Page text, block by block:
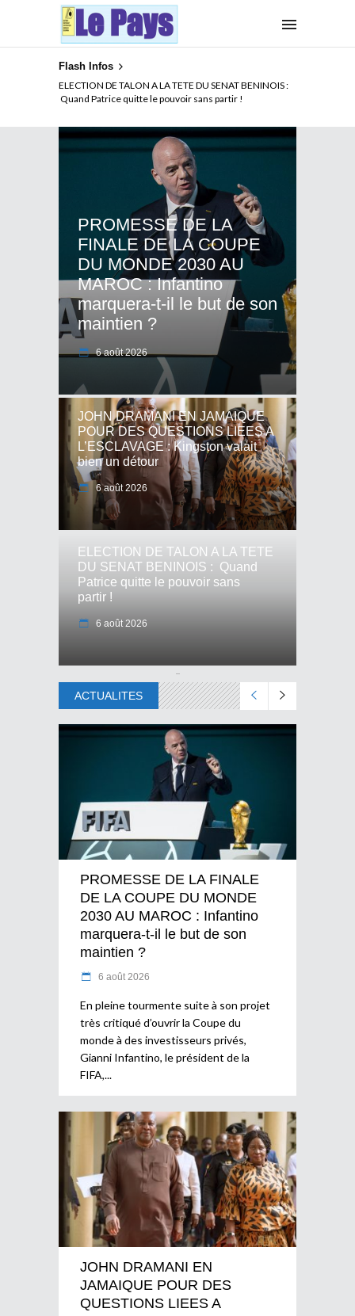
Flash Infos
ELECTION DE TALON A LA TETE DU SENAT BENINOIS :
Quand Patrice quitte le pouvoir sans partir !
PROMESSE DE LA
FINALE DE LA COUPE
DU MONDE 2030 AU
MAROC : Infantino
marquera-t-il le but de son
maintien ?
6 août 2026
JOHN DRAMANI EN JAMAIQUE
POUR DES QUESTIONS LIEES A
L’ESCLAVAGE : Kingston valait
bien un détour
6 août 2026
ELECTION DE TALON A LA TETE
DU SENAT BENINOIS : Quand
Patrice quitte le pouvoir sans
partir !
6 août 2026
ACTUALITES
PROMESSE DE LA FINALE
DE LA COUPE DU MONDE
2030 AU MAROC : Infantino
marquera-t-il le but de son
maintien ?
6 août 2026
En pleine tourmente suite à son projet
très critiqué d’ouvrir la Coupe du
monde à des investisseurs privés,
Gianni Infantino, le président de la
FIFA,
JOHN DRAMANI EN
JAMAIQUE POUR DES
QUESTIONS LIEES A